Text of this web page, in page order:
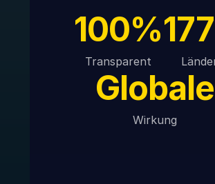
100%
Transparent
Globale
Wirkung